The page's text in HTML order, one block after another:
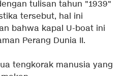
tulisan tahun "1939"
tersebut, hal ini
bahwa kapal U-boat ini
Perang Dunia II.
tengkorak manusia yang